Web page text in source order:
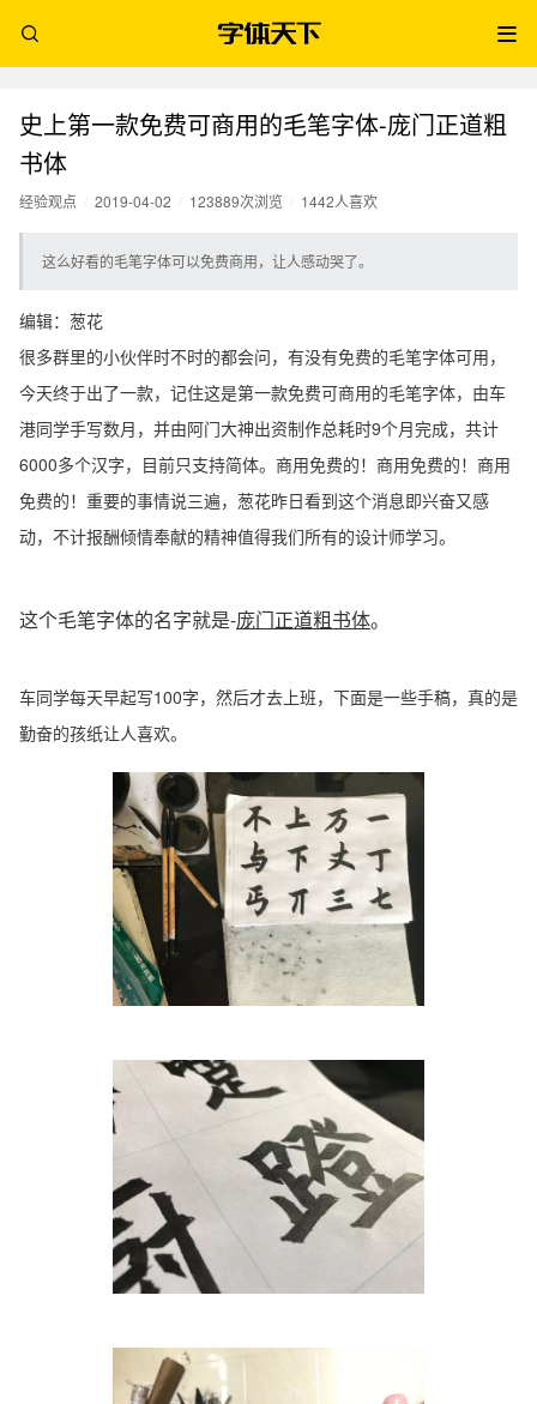
史上第一款免费可商用的毛笔字体-庞门正道粗
书体
经验观点 2019-04-02 123889次浏览 1442人喜欢
这么好看的毛笔字体可以免费商用，让人感动哭了。
编辑：葱花
很多群里的小伙伴时不时的都会问，有没有免费的毛笔字体可用，
今天终于出了一款，记住这是第一款免费可商用的毛笔字体，由车
港同学手写数月，并由阿门大神出资制作总耗时9个月完成，共计
6000多个汉字，目前只支持简体。商用免费的！商用免费的！商用
免费的！重要的事情说三遍，葱花昨日看到这个消息即兴奋又感
动，不计报酬倾情奉献的精神值得我们所有的设计师学习。
这个毛笔字体的名字就是-庞门正道粗书体。
车同学每天早起写100字，然后才去上班，下面是一些手稿，真的是
勤奋的孩纸让人喜欢。